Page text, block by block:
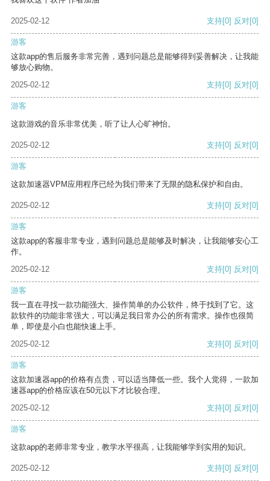
2025-02-12 支持[0] 反对[0]
游客
这款app的售后服务非常完善，遇到问题总是能够得到妥善解决，让我能
够放心购物。
2025-02-12
支持[0] 反对[0]
游客
这款游戏的音乐非常优美，听了让人心旷神怡。
2025-02-12 支持[0] 反对[0]
游客
这款加速器VPM应用程序已经为我们带来了无限的隐私保护和自由。
2025-02-12 支持[0] 反对[0]
游客
这款app的客服非常专业，遇到问题总是能够及时解决，让我能够安心工
作。
2025-02-12
支持[0] 反对[0]
游客
我一直在寻找一款功能强大、操作简单的办公软件，终于找到了它。这
款软件的功能非常强大，可以满足我日常办公的所有需求。操作也很简
单，即使是小白也能快速上手。
2025-02-12
支持[0] 反对[0]
游客
这款加速器app的价格有点贵，可以适当降低一些。我个人觉得，一款加
速器app的价格应该在50元以下才比较合理。
2025-02-12
支持[0] 反对[0]
游客
这款app的老师非常专业，教学水平很高，让我能够学到实用的知识。
2025-02-12 支持[0] 反对[0]